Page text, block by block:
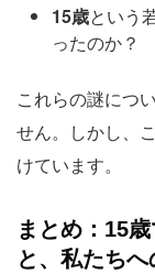
15歳という
ったのか？
これらの謎につ
せん。しかし、
けています。
まとめ：15
と、私たちへ